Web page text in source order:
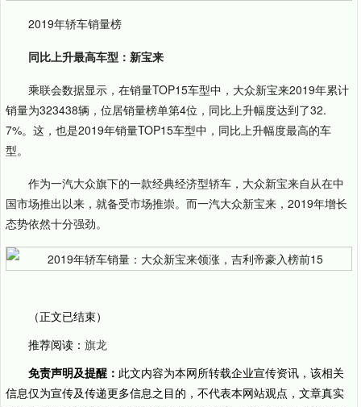
2019年轿车销量榜
同比上升最高车型：新宝来
乘联会数据显示，在销量TOP15车型中，大众新宝来2019年累计
销量为323438辆，位居销量榜单第4位，同比上升幅度达到了32.
7%。这，也是2019年销量TOP15车型中，同比上升幅度最高的车
型。
作为一汽大众旗下的一款经典经济型轿车，大众新宝来自从在中
国市场推出以来，就备受市场推崇。而一汽大众新宝来，2019年增长
态势依然十分强劲。
（正文已结束）
推荐阅读： 旗龙
免责声明及提醒： 此文内容为本网所转载企业宣传资讯，该相关
信息仅为宣传及传递更多信息之目的，不代表本网站观点，文章真实